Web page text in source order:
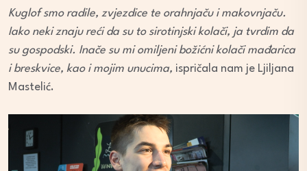
Kuglof smo radile, zvjezdice te orahnjaču i makovnjaču.
Iako neki znaju reći da su to sirotinjski kolači, ja tvrdim da
su gospodski. Inače su mi omiljeni božićni kolači mađarica
i breskvice, kao i mojim unucima, ispričala nam je Ljiljana
Mastelić.